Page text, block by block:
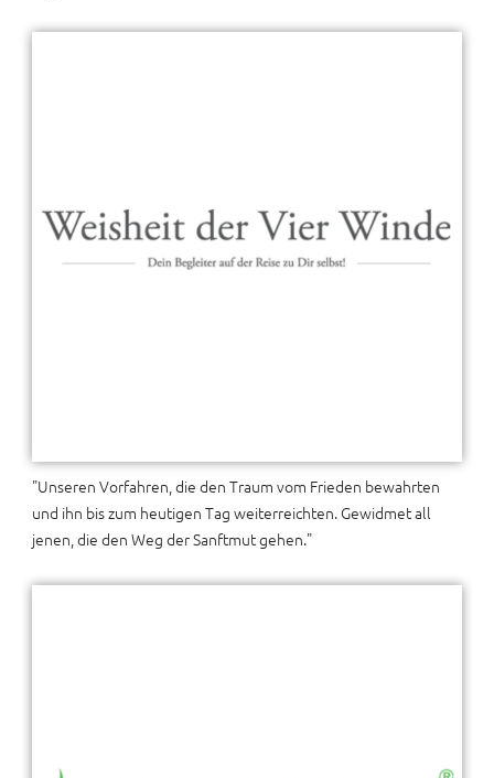
"Unseren Vorfahren, die den Traum vom Frieden bewahrten
und ihn bis zum heutigen Tag weiterreichten. Gewidmet all
jenen, die den Weg der Sanftmut gehen."